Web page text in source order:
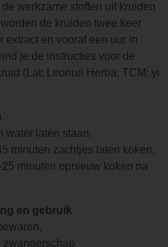
werkzame stoffen uit kruiden
de kruiden twee keer
extract en vooraf een uur in
je de instructies voor de
(Lat: Leonuri Herba; TCM: yi
water laten staan.
minuten zachtjes laten koken.
25 minuten opnieuw koken na
en gebruik
zwangerschap